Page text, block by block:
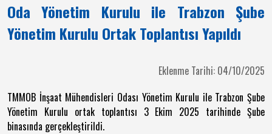
Oda Yönetim Kurulu ile Trabzon Şube
Yönetim Kurulu Ortak Toplantısı Yapıldı
Eklenme Tarihi: 04/10/2025
TMMOB İnşaat Mühendisleri Odası Yönetim Kurulu ile Trabzon Şube
Yönetim Kurulu ortak toplantısı 3 Ekim 2025 tarihinde Şube
binasında gerçekleştirildi.